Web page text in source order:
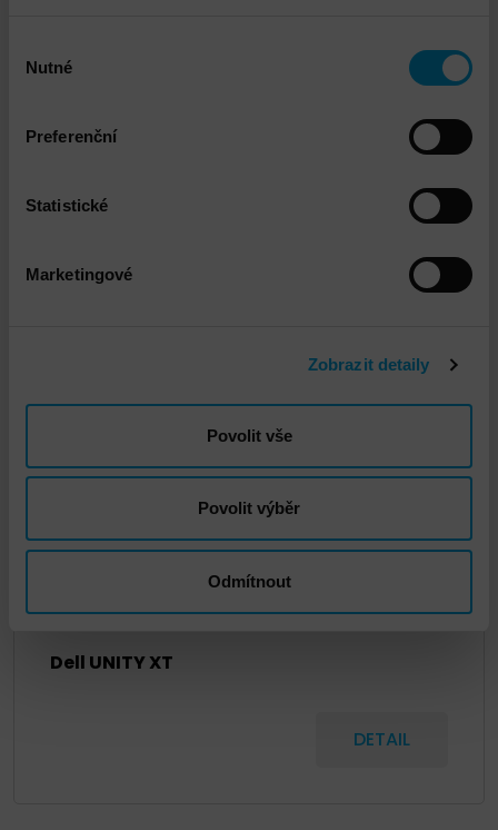
souhlasu
Nutné
Preferenční
Statistické
Marketingové
Zobrazit detaily
Povolit vše
Povolit výběr
Odmítnout
Dell PowerStore
DETAIL
Dell UNITY XT
DETAIL